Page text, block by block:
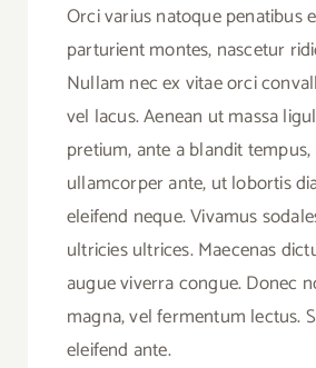
Orci varius natoque penatibus
parturient montes, nascetur
Nullam nec ex vitae orci
vel lacus. Aenean ut massa
pretium, ante a blandit
ullamcorper ante, ut lobortis
eleifend neque. Vivamus
ultricies ultrices. Maecenas
augue viverra congue. Donec
magna, vel fermentum lectus.
eleifend ante.